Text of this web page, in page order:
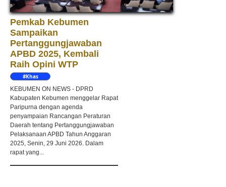
Pemkab Kebumen
Sampaikan
Pertanggungjawaban
APBD 2025, Kembali
Raih Opini WTP
#Khas
KEBUMEN ON NEWS - DPRD
Kabupaten Kebumen menggelar Rapat
Paripurna dengan agenda
penyampaian Rancangan Peraturan
Daerah tentang Pertanggungjawaban
Pelaksanaan APBD Tahun Anggaran
2025, Senin, 29 Juni 2026. Dalam
rapat yang...